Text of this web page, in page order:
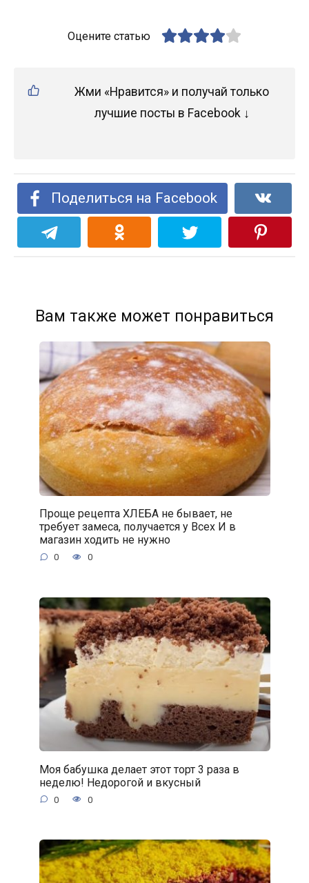
Оцените статью
Жми «Нравится» и получай только
лучшие посты в Facebook ↓
Поделиться на Facebook
Вам также может понравиться
Проще рецепта ХЛЕБА не бывает, не
требует замеса, получается у Всех И в
магазин ходить не нужно
0 0
Моя бабушка делает этот торт 3 раза в
неделю! Недорогой и вкусный
0 0